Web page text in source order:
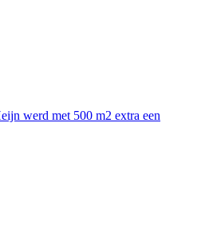
werd met 500 m2 extra een